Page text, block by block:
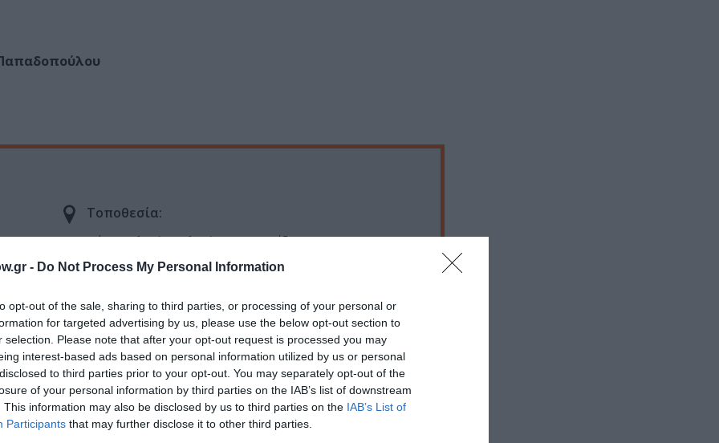
- Do Not Process My Personal Information
opt-out of the sale, sharing to third parties, or processing of your personal or
for targeted advertising by us, please use the below opt-out section to
selection. Please note that after your opt-out request is processed you may
interest-based ads based on personal information utilized by us or personal
to third parties prior to your opt-out. You may separately opt-out of the
of your personal information by third parties on the IAB’s list of downstream
This information may also be disclosed by us to third parties on the IAB’s List of
Participants that may further disclose it to other third parties.
Τοποθεσία:
Θέατρο Αλκμήνη, Αλκμήνης 8-12, Γκάζι
Θέατρο Αλκμήνη